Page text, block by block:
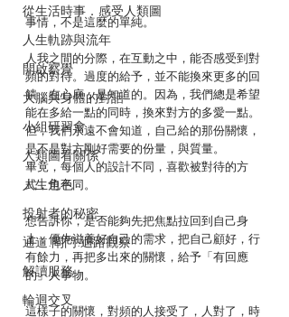
從生活時事．感受人類圖
人生軌跡與流年
開啟察覺
大腦與身體的對話
小組研習會
人類圖看關係
人生角色
投射者的秘密
通道.閘門.迴路觀察
解讀服務
輪迴交叉
事情，不是這麼的單純。
人我之間的分際，在互動之中，能否感受到對
頻的對待。過度的給予，並不能換來更多的回
饋，在心底，是知道的。因為，我們總是希望
能在多給一點的同時，換來對方的多愛一點。
但，我們永遠不會知道，自己給的那份關懷，
是不是對方剛好需要的份量，與質量。
畢竟，每個人的設計不同，喜歡被對待的方
式，也不同。
想告訴你，是否能夠先把焦點拉回到自己身
上，優先滋養好自己的需求，把自己顧好，行
有餘力，再把多出來的關懷，給予「有回應
的」人事物。
這樣子的關懷，對頻的人接受了，人對了，時